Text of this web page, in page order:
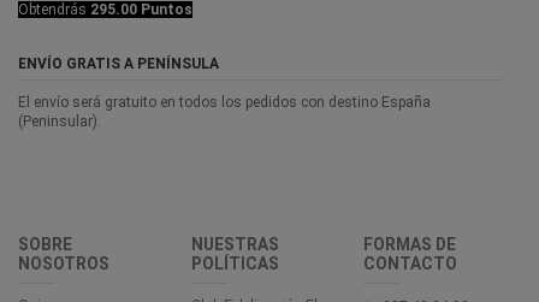
Obtendrás 295.00 Puntos
ENVÍO GRATIS A PENÍNSULA
El envío será gratuito en todos los pedidos con destino España
(Peninsular).
SOBRE
NOSOTROS
NUESTRAS
POLÍTICAS
FORMAS DE
CONTACTO